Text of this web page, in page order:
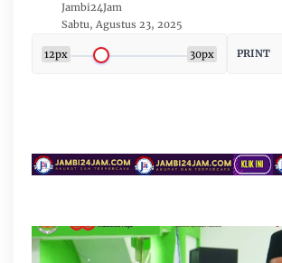
Jambi24Jam
Sabtu, Agustus 23, 2025
12px 30px PRINT